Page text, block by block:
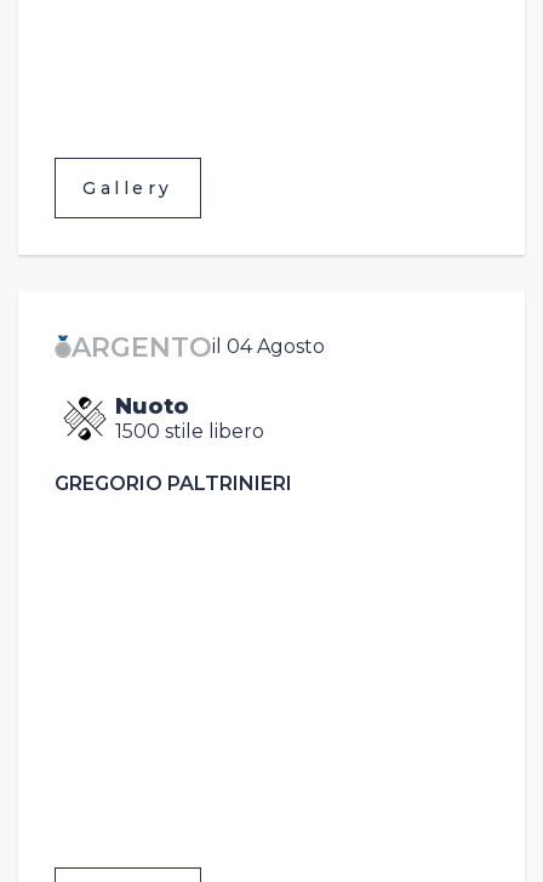
Gallery
ARGENTOil 04 Agosto
Nuoto
1500 stile libero
GREGORIO PALTRINIERI